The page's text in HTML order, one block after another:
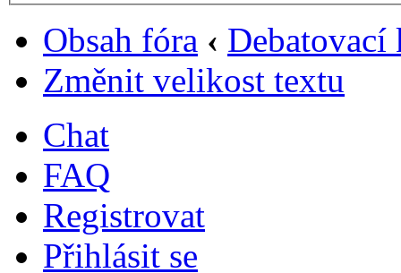
Obsah fóra ‹ Debatovací
Změnit velikost textu
Chat
FAQ
Registrovat
Přihlásit se